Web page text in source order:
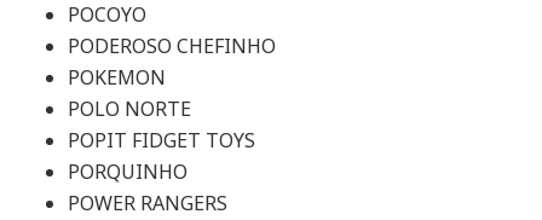
POCOYO
PODEROSO CHEFINHO
POKEMON
POLO NORTE
POPIT FIDGET TOYS
PORQUINHO
POWER RANGERS